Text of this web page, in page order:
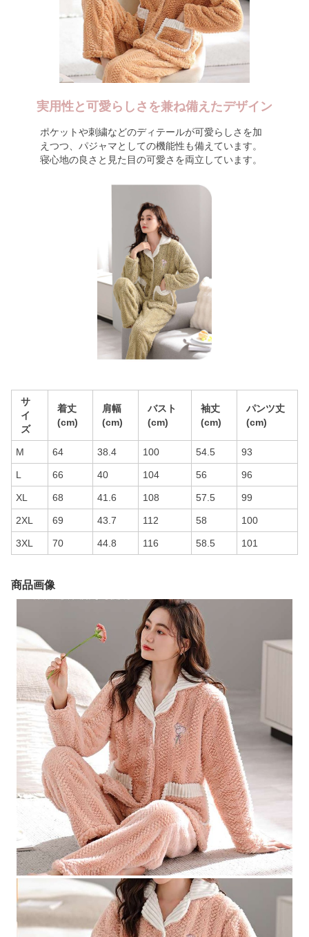
実用性と可愛らしさを兼ね備えたデザイン
ポケットや刺繍などのディテールが可愛らしさを加
えつつ、パジャマとしての機能性も備えています。
寝心地の良さと見た目の可愛さを両立しています。
サ
イ
ズ
着丈
(cm)
肩幅
(cm)
バスト
(cm)
袖丈
(cm)
パンツ丈
(cm)
M 64 38.4 100 54.5 93
L 66 40 104 56 96
XL 68 41.6 108 57.5 99
2XL 69 43.7 112 58 100
3XL 70 44.8 116 58.5 101
商品画像